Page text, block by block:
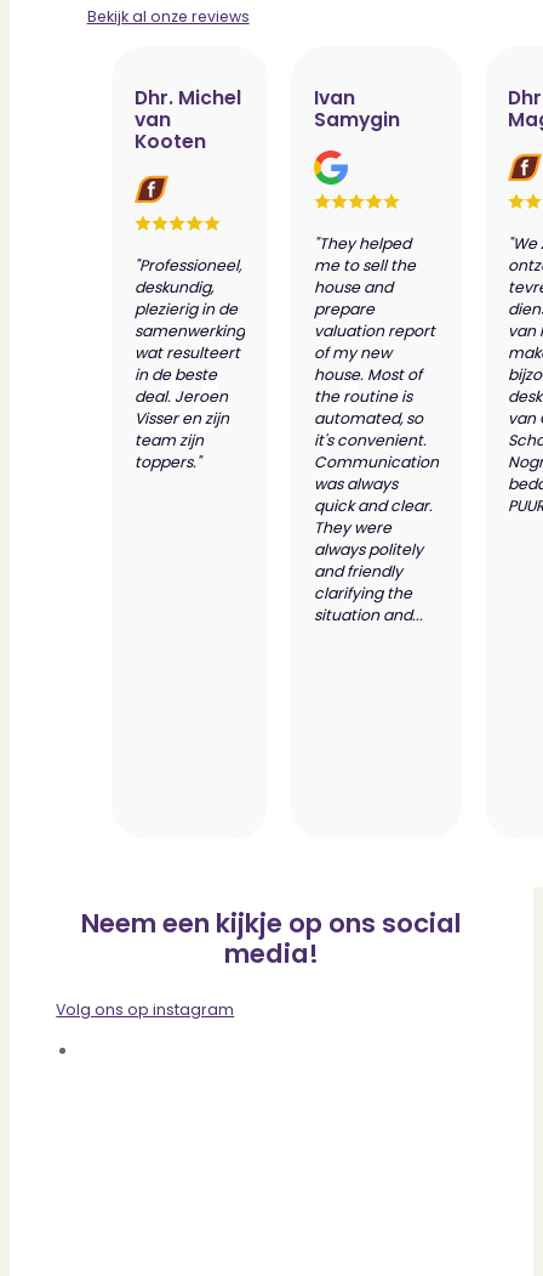
Bekijk al onze reviews
Dhr. Michel
van
Kooten
"Professioneel,
deskundig,
plezierig in de
samenwerking
wat resulteert
in de beste
deal. Jeroen
Visser en zijn
team zijn
toppers."
Ivan
Samygin
"They helped
me to sell the
house and
prepare
valuation report
of my new
house. Most of
the routine is
automated, so
it's convenient.
Communication
was always
quick and clear.
They were
always politely
and friendly
clarifying the
situation and...
"We
van
van
Neem een kijkje op ons social
media!
Volg ons op instagram